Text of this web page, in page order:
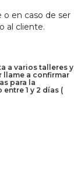
en caso de ser
al cliente.
a varios talleres y
llame a confirmar
para la
1 y 2 días (